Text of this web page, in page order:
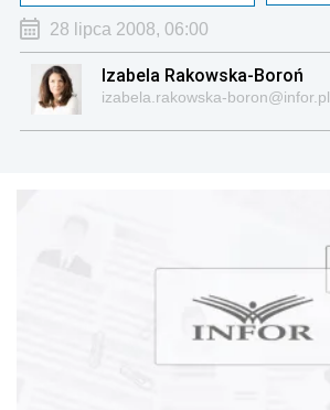
28 lipca 2008, 06:00
Izabela Rakowska-Boroń
izabela.rakowska-boron@infor.pl